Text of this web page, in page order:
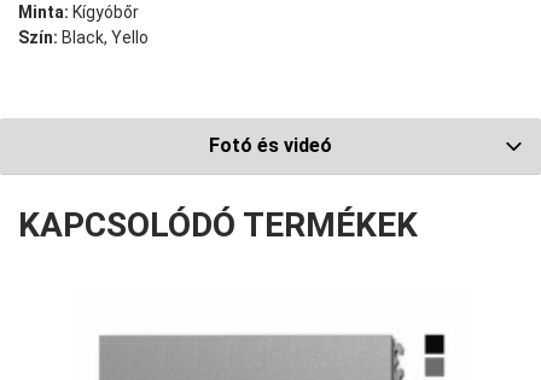
Minta: Kígyóbőr
Szín: Black, Yello
Fotó és videó
KAPCSOLÓDÓ TERMÉKEK